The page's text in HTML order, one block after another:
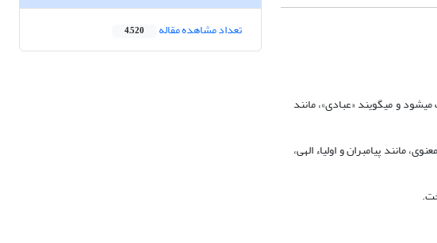
و می‏گویند «عبادی»، مانند
پیامبران و اولیاء الهی،
تعداد مشاهده مقاله 4,520